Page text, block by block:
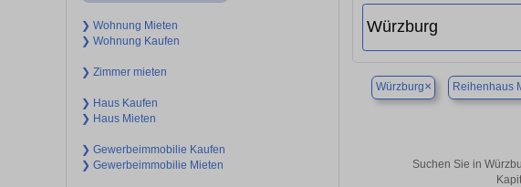
❯ Wohnung Mieten
❯ Wohnung Kaufen
❯ Zimmer mieten
❯ Haus Kaufen
❯ Haus Mieten
❯ Gewerbeimmobilie Kaufen
❯ Gewerbeimmobilie Mieten
Würzburg× Reihenhaus
Suchen Sie in